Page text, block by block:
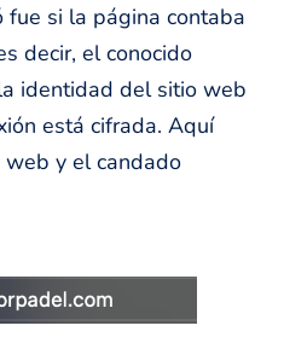
fue si la página contaba
decir, el conocido
identidad del sitio web
está cifrada. Aquí
y el candado